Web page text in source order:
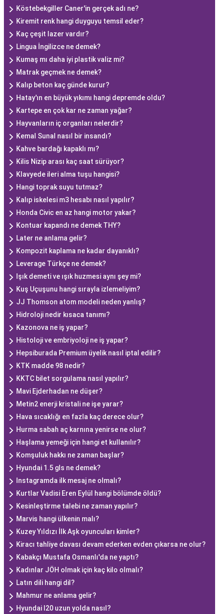
Köstebekgiller Caner'in gerçek adı ne?
Kiremit renk hangi duyguyu temsil eder?
Kaç çeşit lazer vardır?
Lingua İngilizce ne demek?
Kumaş mı daha iyi plastik valiz mi?
Matrak geçmek ne demek?
Kalıp beton kaç günde kurur?
Hatay'ın en büyük yıkımı hangi depremde oldu?
Kartepe en çok kar ne zaman yağar?
Hayvanların iç organları nelerdir?
Kemal Sunal nasıl bir insandı?
Kahve bardağı kapaklı mı?
Kilis Nizip arası kaç saat sürüyor?
Klavyede ileri alma tuşu hangisi?
Hangi toprak suyu tutmaz?
Kalıp iskelesi m3 hesabı nasıl yapılır?
Honda Civic en az hangi motor yakar?
Kontuar kapandı ne demek THY?
Later ne anlama gelir?
Kompozit kaplama ne kadar dayanıklı?
Leverage Türkçe ne demek?
Işık demeti ve ışık huzmesi aynı şey mi?
Kuş Uçuşunu hangi sırayla izlemeliyim?
JJ Thomson atom modeli neden yanlış?
Hidroloji nedir kısaca tanımı?
Kazonova ne iş yapar?
Histoloji ve embriyoloji ne iş yapar?
Hepsiburada Premium üyelik nasıl iptal edilir?
KTK madde 98 nedir?
KKTC bilet sorgulama nasıl yapılır?
Mavi Ejderhadan ne düşer?
Metin2 enerji kristali ne işe yarar?
Hava sıcaklığı en fazla kaç derece olur?
Hurma sabah aç karnına yenirse ne olur?
Haşlama yemeği için hangi et kullanılır?
Komşuluk hakkı ne zaman başlar?
Hyundai 1.5 gls ne demek?
Instagramda ilk mesaj ne olmalı?
Kurtlar Vadisi Eren Eylül hangi bölümde öldü?
Kesinleştirme talebi ne zaman yapılır?
Marvis hangi ülkenin malı?
Kuzey Yıldızı İlk Aşk oyuncuları kimler?
Kiracı tahliye davası devam ederken evden çıkarsa ne olur?
Kabakçı Mustafa Osmanlı'da ne yaptı?
Kadınlar JÖH olmak için kaç kilo olmalı?
Latın dili hangi dil?
Mahmur ne anlama gelir?
Hyundai I20 uzun yolda nasıl?